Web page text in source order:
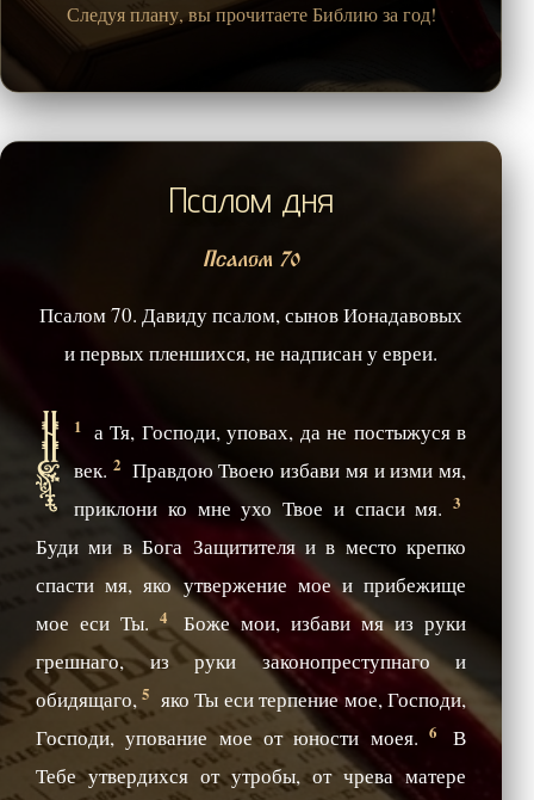
Следуя плану, вы прочитаете Библию за год!
Псалом дня
Псалом 70
Псалом 70. Давиду псалом, сынов Ионадавовых
и первых пленшихся, не надписан у евреи.
1
Н
а Тя, Господи, уповах, да не постыжуся в
век. 2 Правдою Твоею избави мя и изми мя,
приклони ко мне ухо Твое и спаси мя.3
Буди ми в Бога Защитителя и в место крепко
спасти мя, яко утвержение мое и прибежище
мое еси Ты.4
Боже мои, избави мя из руки
грешнаго, из руки законопреступнаго и
обидящаго,5 яко Ты еси терпение мое, Господи,
Господи, упование мое от юности моея. 6
В
Тебе утвердихся от утробы, от чрева матере